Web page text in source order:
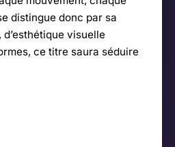
distingue donc par sa
visuelle
ce titre saura séduire